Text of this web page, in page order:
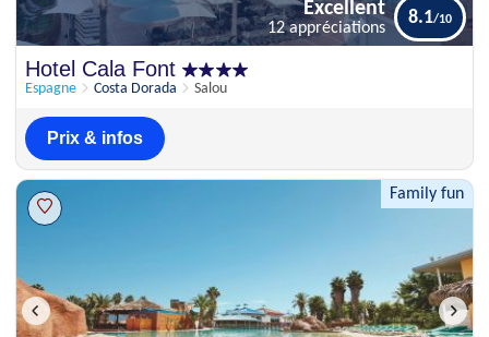
Hotel Cala Font
Espagne Costa Dorada Salou
Excellent
12 appréciations
8.1
Prix & infos
Family fun